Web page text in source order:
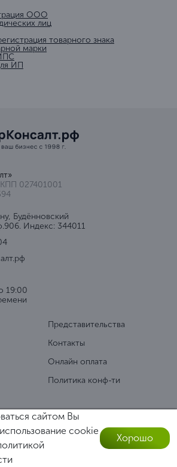
ООО
лиц
товарного знака
марки
ИП
027401001
Будённовский
Индекс: 344011
19:00
Представительства
Контакты
Онлайн оплата
Политика конф-ти
заявку
сайтом Вы
cookie
Хорошо